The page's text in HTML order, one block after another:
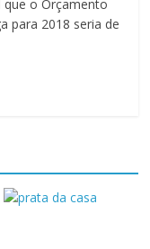
que o Orçamento
para 2018 seria de